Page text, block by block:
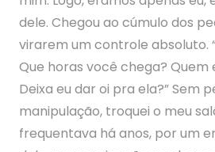
dele. Chegou ao cúmulo dos
virarem um controle absoluto.
Que horas você chega?
Deixa eu dar oi pra ela?” Sem
manipulação, troquei o meu
frequentava há anos, por um